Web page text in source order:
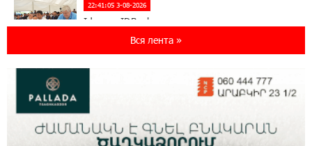
22:41:05 3-08-2026
Idram и IDBank - рядом со стартапами на
Seaside Startup Summit
В мобильном приложении Юнибанка теперь
imID
Вся лента »